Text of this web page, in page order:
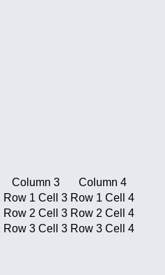
Column 3
Column 4
Row 1 Cell 3 Row 1 Cell 4
Row 2 Cell 3 Row 2 Cell 4
Row 3 Cell 3 Row 3 Cell 4